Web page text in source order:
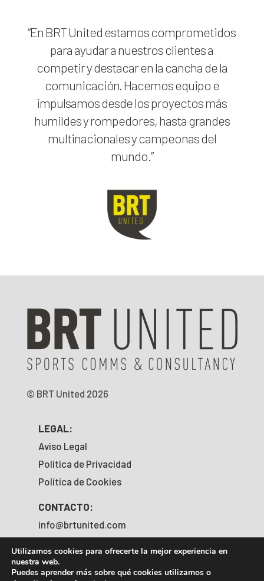
“En BRT United estamos comprometidos
para ayudar a nuestros clientes a
competir y destacar en la cancha de la
comunicación. Hacemos equipo e
impulsamos desde los proyectos más
humildes y rompedores, hasta grandes
multinacionales y campeonas del
mundo.”
© BRT United 2026
LEGAL:
Aviso Legal
Política de Privacidad
Política de Cookies
CONTACTO:
info@brtunited.com
SÍGUENOS:
Utilizamos cookies para ofrecerte la mejor experiencia en
nuestra web.
Puedes aprender más sobre qué cookies utilizamos o